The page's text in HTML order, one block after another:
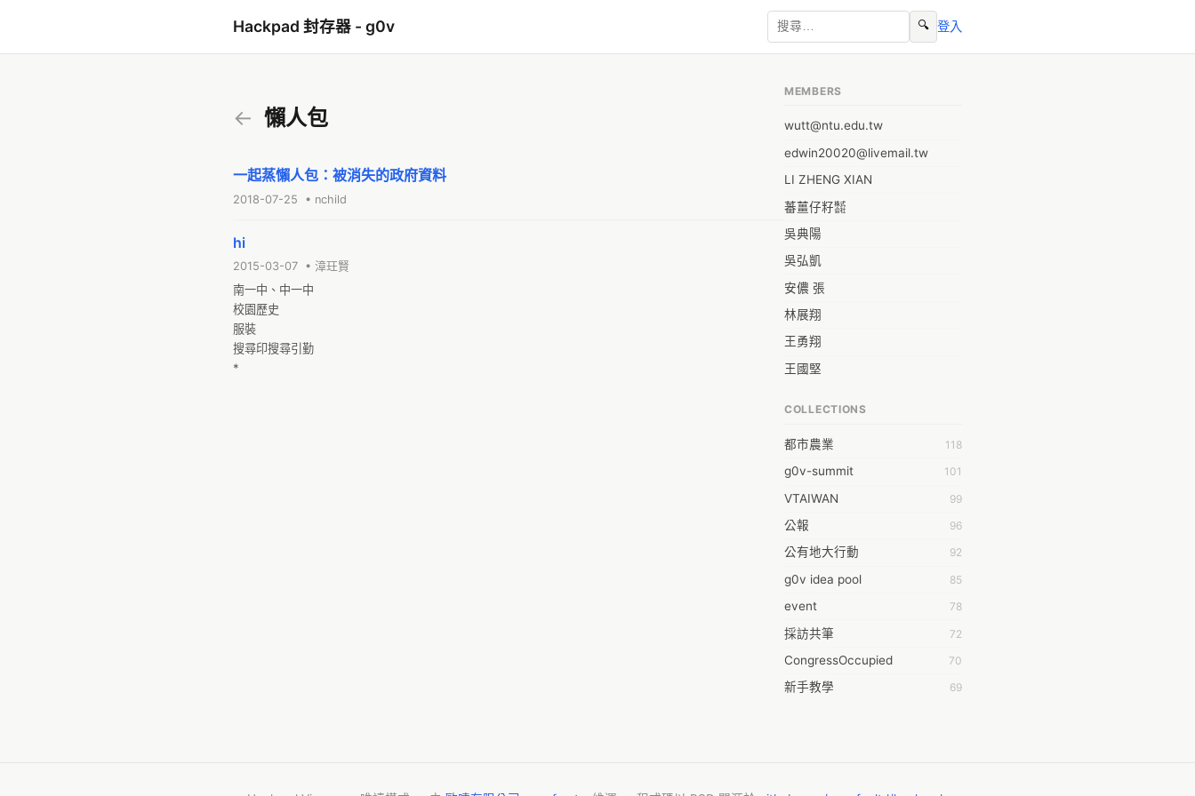
Hackpad 封存器 - g0v 🔍 登入
← 懶人包
一起蒸懶人包：被消失的政府資料
2018-07-25 • nchild
hi
2015-03-07 • 漳玨賢
南一中、中一中
校園歷史
服裝
搜尋印搜尋引勤
*
MEMBERS
wutt@ntu.edu.tw
edwin20020@livemail.tw
LI ZHENG XIAN
蕃薑仔籽㍿
吳典陽
吳弘凱
安儂 張
林展翔
王勇翔
王國堅
蒼時弦也
袁乾鑫
陳泰澄
&#35377;&#24646;&#33287;
-work aeola
0.0
100004224394929@facebook.com
1001000
108級醫三牙二
108���������������������������A������������
COLLECTIONS
都市農業 118
g0v-summit 101
VTAIWAN 99
公報 96
公有地大行動 92
g0v idea pool 85
event 78
採訪共筆 72
CongressOccupied 70
新手教學 69